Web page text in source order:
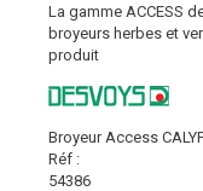
La gamme ACCESS
broyeurs herbes et
produit
Broyeur Access
Réf :
54386